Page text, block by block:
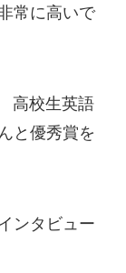
常に高いで
高校生英語
と 優秀賞を
ンタビュー